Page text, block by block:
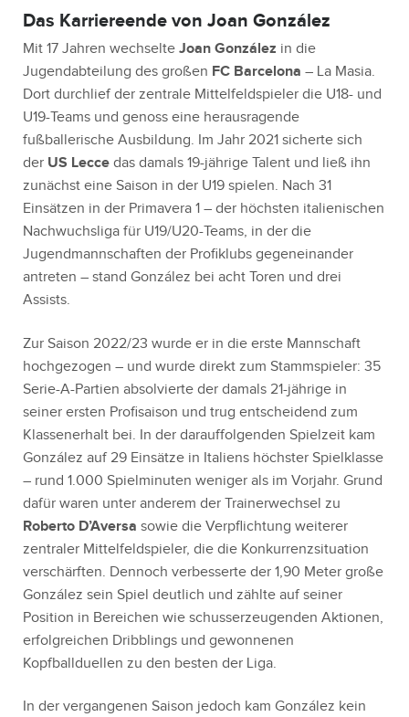
Das Karriereende von Joan González
Mit 17 Jahren wechselte Joan González in die
Jugendabteilung des großen FC Barcelona – La Masia.
Dort durchlief der zentrale Mittelfeldspieler die U18- und
U19-Teams und genoss eine herausragende
fußballerische Ausbildung. Im Jahr 2021 sicherte sich
der US Lecce das damals 19-jährige Talent und ließ ihn
zunächst eine Saison in der U19 spielen. Nach 31
Einsätzen in der Primavera 1 – der höchsten italienischen
Nachwuchsliga für U19/U20-Teams, in der die
Jugendmannschaften der Profiklubs gegeneinander
antreten – stand González bei acht Toren und drei
Assists.
Zur Saison 2022/23 wurde er in die erste Mannschaft
hochgezogen – und wurde direkt zum Stammspieler: 35
Serie-A-Partien absolvierte der damals 21-jährige in
seiner ersten Profisaison und trug entscheidend zum
Klassenerhalt bei. In der darauffolgenden Spielzeit kam
González auf 29 Einsätze in Italiens höchster Spielklasse
– rund 1.000 Spielminuten weniger als im Vorjahr. Grund
dafür waren unter anderem der Trainerwechsel zu
Roberto D’Aversa sowie die Verpflichtung weiterer
zentraler Mittelfeldspieler, die die Konkurrenzsituation
verschärften. Dennoch verbesserte der 1,90 Meter große
González sein Spiel deutlich und zählte auf seiner
Position in Bereichen wie schusserzeugenden Aktionen,
erfolgreichen Dribblings und gewonnenen
Kopfballduellen zu den besten der Liga.
In der vergangenen Saison jedoch kam González kein